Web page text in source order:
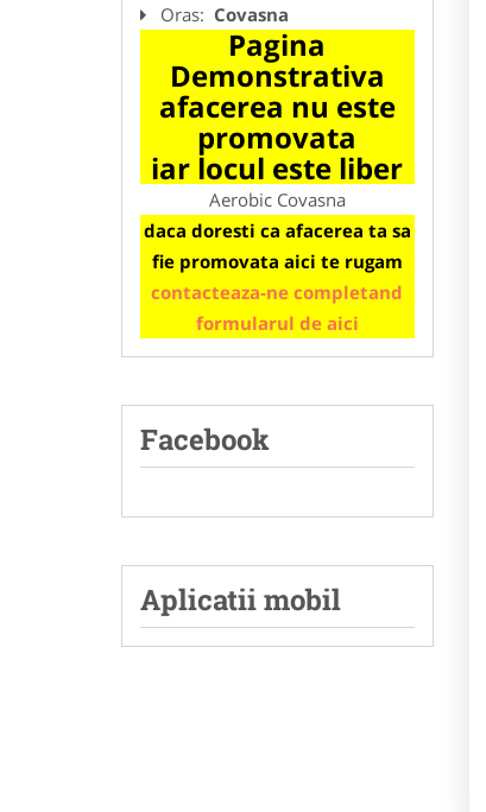
Oras: Covasna
Pagina
Demonstrativa
afacerea nu este
promovata
iar locul este liber
Aerobic Covasna
daca doresti ca afacerea ta sa
fie promovata aici te rugam
contacteaza-ne completand
formularul de aici
Facebook
Aplicatii mobil